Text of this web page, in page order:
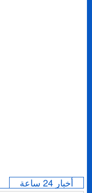
أخبار 24 ساعة